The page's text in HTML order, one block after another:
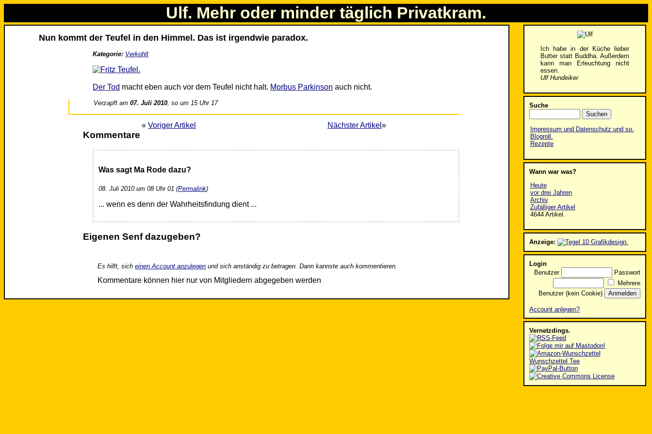
Ulf. Mehr oder minder täglich Privatkram.
Nun kommt der Teufel in den Himmel. Das ist irgendwie paradox.
Kategorie: Verkohlt
Der Tod macht eben auch vor dem Teufel nicht halt. Morbus Parkinson auch nicht.
Verzapft am07. Juli 2010, so um 15 Uhr 17
« Voriger Artikel Nächster Artikel »
Kommentare
Was sagt Ma Rode dazu?
08. Juli 2010 um 08 Uhr 01 (Permalink)
... wenn es denn der Wahrheitsfindung dient ...
Eigenen Senf dazugeben?
Es hilft, sicheinen Account anzulegen und sich anständig zu betragen. Dann kannste auch kommentieren.
Kommentare können hier nur von Mitgliedern abgegeben werden
Ich habe in der Küche lieber
Butter statt Buddha. Außerdem
kann man Erleuchtung nicht
essen.
Ulf Hundeiker
Suche
Impressum und Datenschutz und so.
Blogroll.
Rezepte
Wann war was?
Heute
vor drei Jahren
Archiv
Zufälliger Artikel
4644 Artikel.
Anzeige:
Login
Benutzer
Passwort
Mehrere
Benutzer (kein Cookie)
Account anlegen?
Vernetzdings.
Wunschzettel Tee